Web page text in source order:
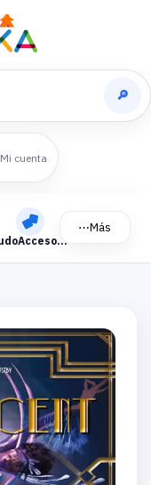
🔎
Mi cuenta
LudoAccesorios
⋯Más